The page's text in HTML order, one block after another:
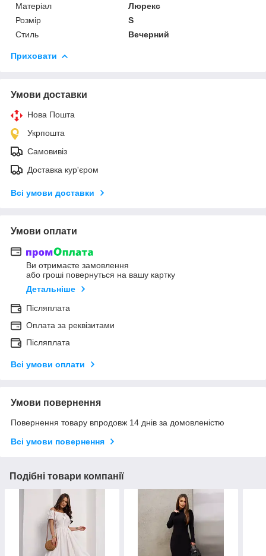
Матеріал
Люрекс
Розмір
S
Стиль
Вечерний
Приховати
Умови доставки
Нова Пошта
Укрпошта
Самовивіз
Доставка кур'єром
Всі умови доставки
Умови оплати
Ви отримаєте замовлення
або гроші повернуться на вашу картку
Детальніше
Післяплата
Оплата за реквізитами
Післяплата
Всі умови оплати
Умови повернення
Повернення товару впродовж 14 днів за домовленістю
Всі умови повернення
Подібні товари компанії